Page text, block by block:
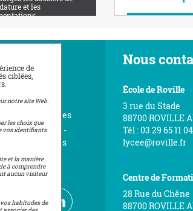
et les
et témoignages
-
documentations
Nous
École de Roville
3 rue du Stade
88700 ROVILLE
Tél : 03 29 65 11 04
lycee@roville.fr
Centre de
28 Rue du Chêne
88700 ROVILLE
de
ciblées,
notre site Web.
les choix que
vos identifiants
et la manière
à comprendre
aucun visiteur
habitudes de